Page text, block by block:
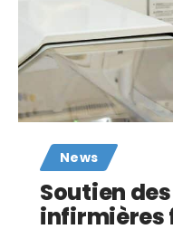
News
Soutien des
infirmières